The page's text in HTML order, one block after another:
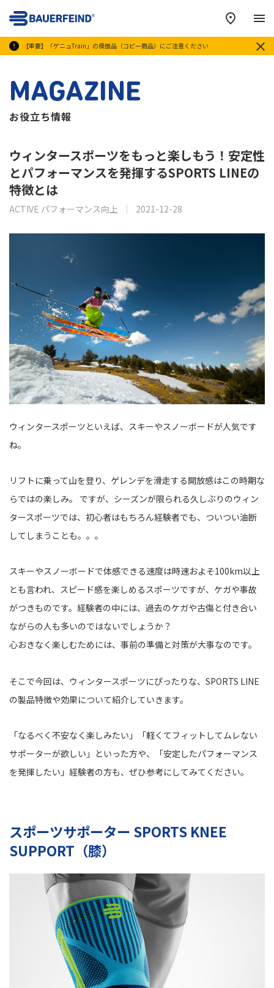
【重要】「ゲニュTrain」の模倣品（コピー商品）にご注意ください
メ
MAGAZINE
お役立ち情報
ウィンタースポーツをもっと楽しもう！安定性
とパフォーマンスを発揮するSPORTS LINEの
特徴とは
ACTIVE パフォーマンス向上 2021-12-28
ウィンタースポーツといえば、スキーやスノーボードが人気です
ね。
リフトに乗って山を登り、ゲレンデを滑走する開放感はこの時期な
らではの楽しみ。 ですが、シーズンが限られる久しぶりのウィン
タースポーツでは、初心者はもちろん経験者でも、ついつい油断
してしまうことも。。。
スキーやスノーボードで体感できる速度は時速およそ100km以上
とも言われ、スピード感を楽しめるスポーツですが、ケガや事故
がつきものです。経験者の中には、過去のケガや古傷と付き合い
ながらの人も多いのではないでしょうか？
心おきなく楽しむためには、事前の準備と対策が大事なのです。
そこで今回は、ウィンタースポーツにぴったりな、SPORTS LINE
の製品特徴や効果について紹介していきます。
「なるべく不安なく楽しみたい」「軽くてフィットしてムレない
サポーターが欲しい」といった方や、「安定したパフォーマンス
を発揮したい」経験者の方も、ぜひ参考にしてみてください。
スポーツサポーター SPORTS KNEE
SUPPORT（膝）